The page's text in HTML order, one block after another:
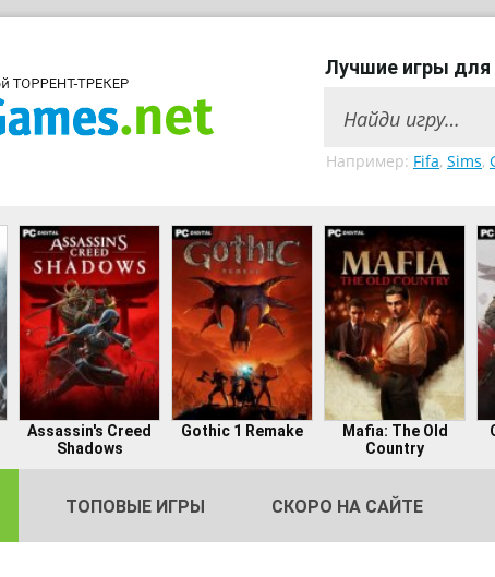
Лучшие игры
Например: Fifa, Sims,
Assassin's Creed
Shadows
Gothic 1 Remake
Mafia: The Old
Country
ТОПОВЫЕ ИГРЫ СКОРО НА САЙТЕ